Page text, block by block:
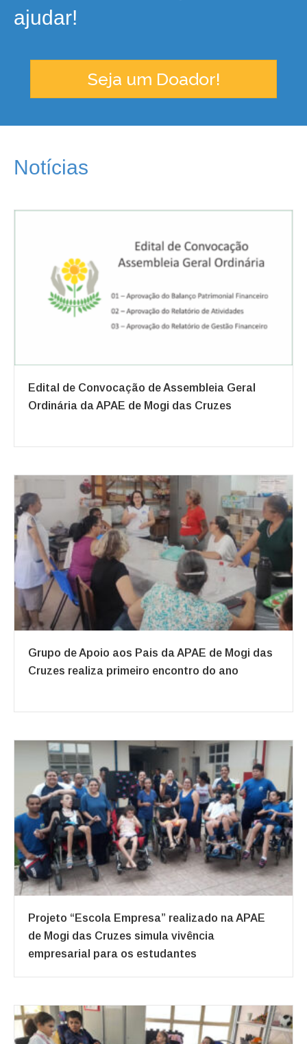
ajudar!
Seja um Doador!
Notícias
Edital de Convocação de Assembleia Geral
Ordinária da APAE de Mogi das Cruzes
Grupo de Apoio aos Pais da APAE de Mogi das
Cruzes realiza primeiro encontro do ano
Projeto “Escola Empresa” realizado na APAE
de Mogi das Cruzes simula vivência
empresarial para os estudantes